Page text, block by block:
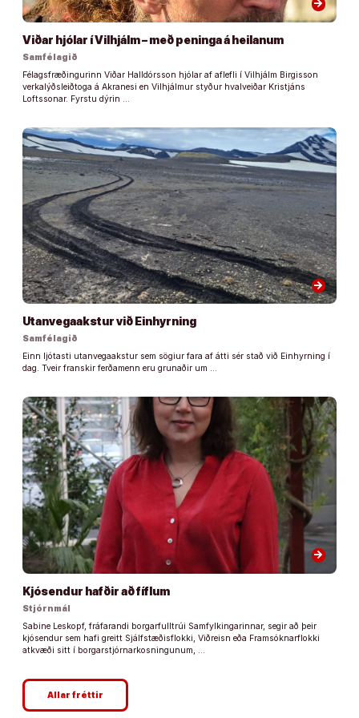
arrow_forward
Viðar hjólar í Vilhjálm – með peninga á heilanum
Samfélagið
Félagsfræðingurinn Viðar Halldórsson hjólar af aflefli í Vilhjálm Birgisson
verkalýðsleiðtoga á Akranesi en Vilhjálmur styður hvalveiðar Kristjáns
Loftssonar. Fyrstu dýrin …
arrow_forward
Utanvegaakstur við Einhyrning
Samfélagið
Einn ljótasti utanvegaakstur sem sögiur fara af átti sér stað við Einhyrning í
dag. Tveir franskir ferðamenn eru grunaðir um …
arrow_forward
Kjósendur hafðir að fíflum
Stjórnmál
Sabine Leskopf, fráfarandi borgarfulltrúi Samfylkingarinnar, segir að þeir
kjósendur sem hafi greitt Sjálfstæðisflokki, Viðreisn eða Framsóknarflokki
atkvæði sitt í borgarstjórnarkosningunum, …
Allar fréttir